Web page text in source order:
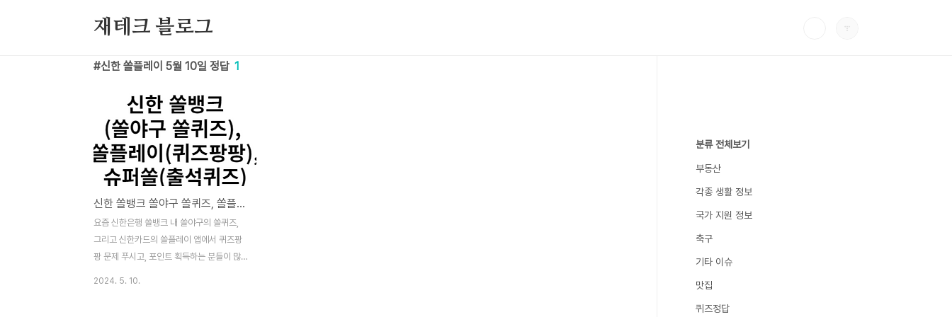
재테크 블로그
신한 쏠플레이 5월 10일 정답 1
신한 쏠뱅크 쏠야구 쏠퀴즈, 쏠플레이 퀴즈팡팡, 슈퍼쏠 출석퀴즈 정답 5월 10일
요즘 신한은행 쏠뱅크 내 쏠야구의 쏠퀴즈,
그리고 신한카드의 쏠플레이 앱에서 퀴즈팡
팡 문제 푸시고, 포인트 획득하는 분들이 많
2024. 5. 10.
분류 전체보기
부동산
각종 생활 정보
국가 지원 정보
축구
기타 이슈
맛집
퀴즈정답